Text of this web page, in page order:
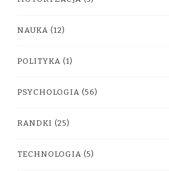
NAUKA (12)
POLITYKA (1)
PSYCHOLOGIA (56)
RANDKI (25)
TECHNOLOGIA (5)